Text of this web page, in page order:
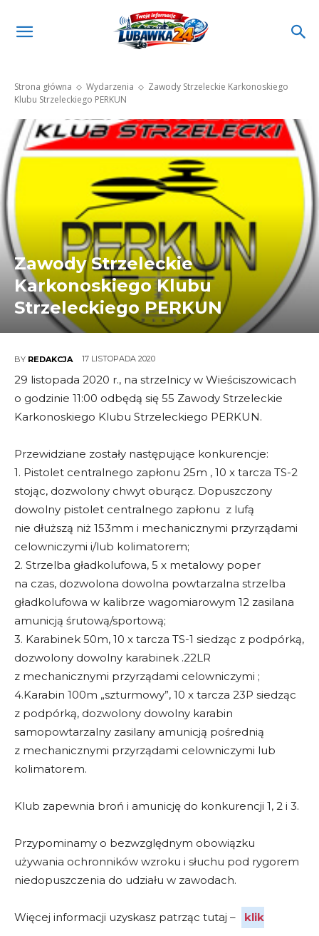
Strona główna Wydarzenia
Zawody Strzeleckie Karkonoskiego
Klubu Strzeleckiego PERKUN
Zawody Strzeleckie
Karkonoskiego Klubu
Strzeleckiego PERKUN
BY REDAKCJA 17 LISTOPADA 2020
29 listopada 2020 r., na strzelnicy w Wieściszowicach
o godzinie 11:00 odbędą się 55 Zawody Strzeleckie
Karkonoskiego Klubu Strzeleckiego PERKUN.
Przewidziane zostały następujące konkurencje:
1. Pistolet centralnego zapłonu 25m , 10 x tarcza TS-2
stojąc, dozwolony chwyt oburącz. Dopuszczony
dowolny pistolet centralnego zapłonu z lufą
nie dłuższą niż 153mm i mechanicznymi przyrządami
celowniczymi i/lub kolimatorem;
2. Strzelba gładkolufowa, 5 x metalowy poper
na czas, dozwolona dowolna powtarzalna strzelba
gładkolufowa w kalibrze wagomiarowym 12 zasilana
amunicją śrutową/sportową;
3. Karabinek 50m, 10 x tarcza TS-1 siedząc z podpórką,
dozwolony dowolny karabinek .22LR
z mechanicznymi przyrządami celowniczymi ;
4.Karabin 100m „szturmowy”, 10 x tarcza 23P siedząc
z podpórką, dozwolony dowolny karabin
samopowtarzalny zasilany amunicją pośrednią
z mechanicznymi przyrządami celowniczymi lub
kolimatorem.
Klub zapewnia broń i amunicję do konkurencji 1, 2 i 3.
Przypominamy o bezwzględnym obowiązku
używania ochronników wzroku i słuchu pod rygorem
niedopuszczenia do udziału w zawodach.
Więcej informacji uzyskasz patrząc tutaj – klik